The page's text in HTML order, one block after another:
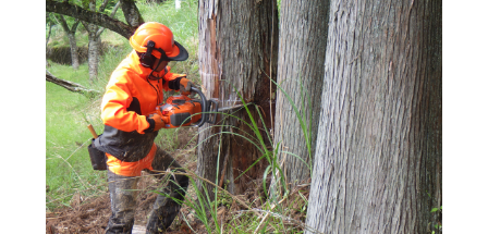
保護者の方へ
その他